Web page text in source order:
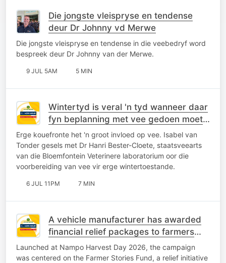
Die jongste vleispryse en tendense
deur Dr Johnny vd Merwe
Die jongste vleispryse en tendense in die veebedryf word
bespreek deur Dr Johnny van der Merwe.
9 JUL 5AM 5 MIN
Wintertyd is veral 'n tyd wanneer daar
fyn beplanning met vee gedoen moet
word
Erge kouefronte het 'n groot invloed op vee. Isabel van
Tonder gesels met Dr Hanri Bester-Cloete, staatsveearts
van die Bloemfontein Veterinere laboratorium oor die
voorbereiding van vee vir erge wintertoestande.
6 JUL 11PM 7 MIN
A vehicle manufacturer has awarded
financial relief packages to farmers
affected by FMD
Launched at Nampo Harvest Day 2026, the campaign
was centered on the Farmer Stories Fund, a relief initiative